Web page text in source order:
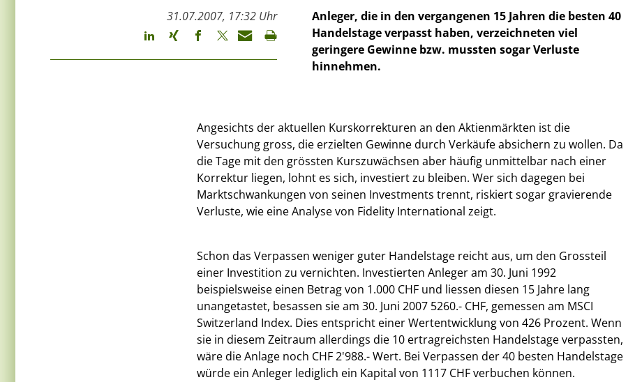
31.07.2007, 17:32 Uhr
Anleger, die in den vergangenen 15 Jahren die besten 40
Handelstage verpasst haben, verzeichneten viel
geringere Gewinne bzw. mussten sogar Verluste
hinnehmen.
Angesichts der aktuellen Kurskorrekturen an den Aktienmärkten ist die
Versuchung gross, die erzielten Gewinne durch Verkäufe absichern zu wollen. Da
die Tage mit den grössten Kurszuwächsen aber häufig unmittelbar nach einer
Korrektur liegen, lohnt es sich, investiert zu bleiben. Wer sich dagegen bei
Marktschwankungen von seinen Investments trennt, riskiert sogar gravierende
Verluste, wie eine Analyse von Fidelity International zeigt.
Schon das Verpassen weniger guter Handelstage reicht aus, um den Grossteil
einer Investition zu vernichten. Investierten Anleger am 30. Juni 1992
beispielsweise einen Betrag von 1.000 CHF und liessen diesen 15 Jahre lang
unangetastet, besassen sie am 30. Juni 2007 5260.- CHF, gemessen am MSCI
Switzerland Index. Dies entspricht einer Wertentwicklung von 426 Prozent. Wenn
sie in diesem Zeitraum allerdings die 10 ertragreichsten Handelstage verpassten,
wäre die Anlage noch CHF 2'988.- Wert. Bei Verpassen der 40 besten Handelstage
würde ein Anleger lediglich ein Kapital von 1117 CHF verbuchen können.